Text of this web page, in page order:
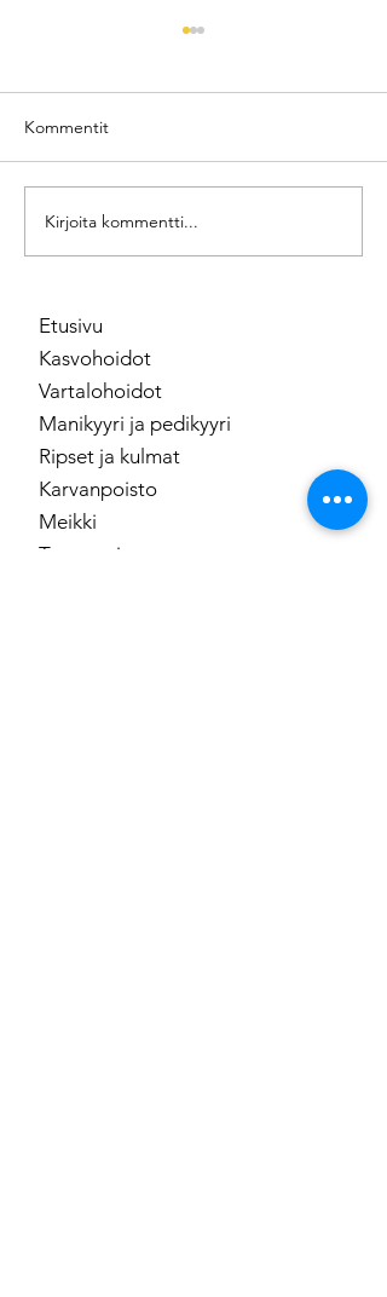
Pink anti-age mesoterapia
Kommentit
Kirjoita kommentti...
Etusivu
Kasvohoidot
Vartalohoidot
Manikyyri ja pedikyyri
Ripset ja kulmat
Karvanpoisto
Meikki
Tuotesarjat